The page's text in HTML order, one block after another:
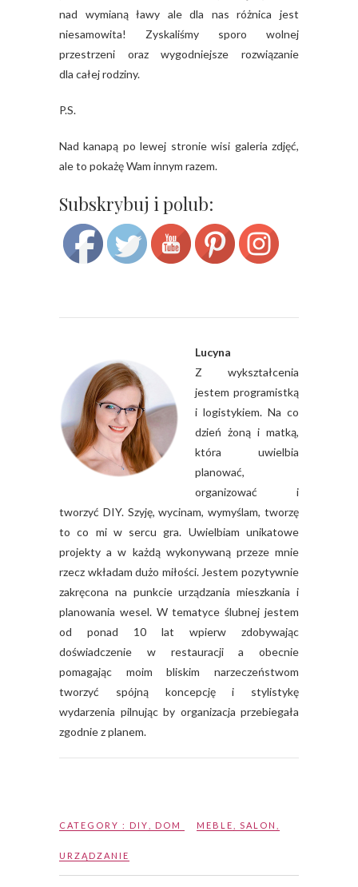
nad wymianą ławy ale dla nas różnica jest
niesamowita! Zyskaliśmy sporo wolnej
przestrzeni oraz wygodniejsze rozwiązanie
dla całej rodziny.
P.S.
Nad kanapą po lewej stronie wisi galeria zdjęć,
ale to pokażę Wam innym razem.
Subskrybuj i polub:
Lucyna
Z wykształcenia
jestem programistką
i logistykiem. Na co
dzień żoną i matką,
która uwielbia
planować,
organizować i
tworzyć DIY. Szyję, wycinam, wymyślam, tworzę
to co mi w sercu gra. Uwielbiam unikatowe
projekty a w każdą wykonywaną przeze mnie
rzecz wkładam dużo miłości. Jestem pozytywnie
zakręcona na punkcie urządzania mieszkania i
planowania wesel. W tematyce ślubnej jestem
od ponad 10 lat wpierw zdobywając
doświadczenie w restauracji a obecnie
pomagając moim bliskim narzeczeństwom
tworzyć spójną koncepcję i stylistykę
wydarzenia pilnując by organizacja przebiegała
zgodnie z planem.
CATEGORY : DIY DOM MEBLE SALON
URZĄDZANIE